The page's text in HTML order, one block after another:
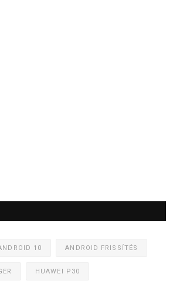
10 ANDROID FRISSÍTÉS
HUAWEI P30